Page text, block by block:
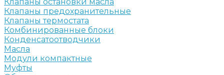
Клапаны предохранительные
Клапаны термостата
Комбинированные блоки
Конденсатоотводчики
Масла
Модули компактные
Муфты